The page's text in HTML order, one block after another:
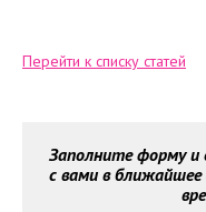
Перейти к списку статей
Заполните форму
с вами в